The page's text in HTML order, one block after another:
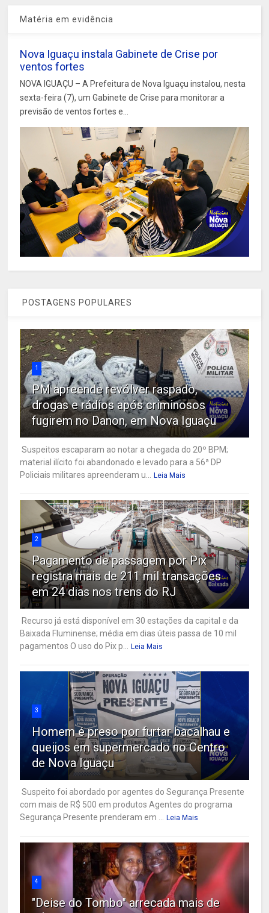
Matéria em evidência
Nova Iguaçu instala Gabinete de Crise por
ventos fortes
NOVA IGUAÇU – A Prefeitura de Nova Iguaçu instalou, nesta
sexta-feira (7), um Gabinete de Crise para monitorar a
previsão de ventos fortes e...
POSTAGENS POPULARES
1
PM apreende revólver raspado,
drogas e rádios após criminosos
fugirem no Danon, em Nova Iguaçu
Suspeitos escaparam ao notar a chegada do 20º BPM;
material ilícito foi abandonado e levado para a 56ª DP
Policiais militares apreenderam u...
Leia Mais
2
Pagamento de passagem por Pix
registra mais de 211 mil transações
em 24 dias nos trens do RJ
Recurso já está disponível em 30 estações da capital e da
Baixada Fluminense; média em dias úteis passa de 10 mil
pagamentos O uso do Pix p...
Leia Mais
3
Homem é preso por furtar bacalhau e
queijos em supermercado no Centro
de Nova Iguaçu
Suspeito foi abordado por agentes do Segurança Presente
com mais de R$ 500 em produtos Agentes do programa
Segurança Presente prenderam em ...
Leia Mais
4
"Deise do Tombo" arrecada mais de